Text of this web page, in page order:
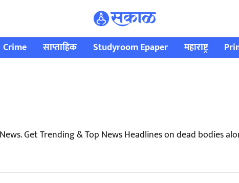
Crime साप्ताहिक Studyroom Epaper महाराष्ट्र
Get Trending & Top News Headlines on dead bodies